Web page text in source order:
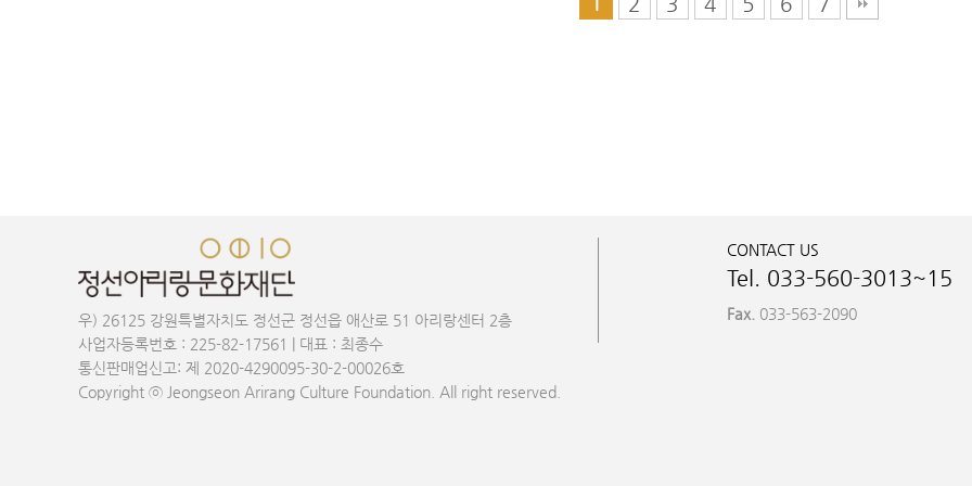
CONTACT US
Tel. 033-560-3013~15
Fax. 033-563-2090
우) 26125 강원특별자치도 정선군 정선읍 애산로 51 아리랑센터 2층
사업자등록번호 : 225-82-17561 | 대표 : 최종수
통신판매업신고: 제 2020-4290095-30-2-00026호
Copyright ⓒ Jeongseon Arirang Culture Foundation. All right reserved.